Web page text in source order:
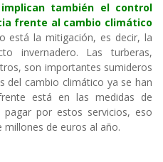
también el control
frente al cambio climático
está la mitigación, es decir, la
invernadero. Las turberas,
son importantes sumideros
del cambio climático ya se han
está en las medidas de
pagar por estos servicios, eso
millones de euros al año.